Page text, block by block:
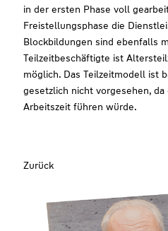
in der ersten Phase voll
Freistellungsphase die
Blockbildungen sind ebenfalls
Teilzeitbeschäftigte ist
möglich. Das Teilzeitmodell ist
gesetzlich nicht vorgesehen,
Arbeitszeit führen würde.
Zurück